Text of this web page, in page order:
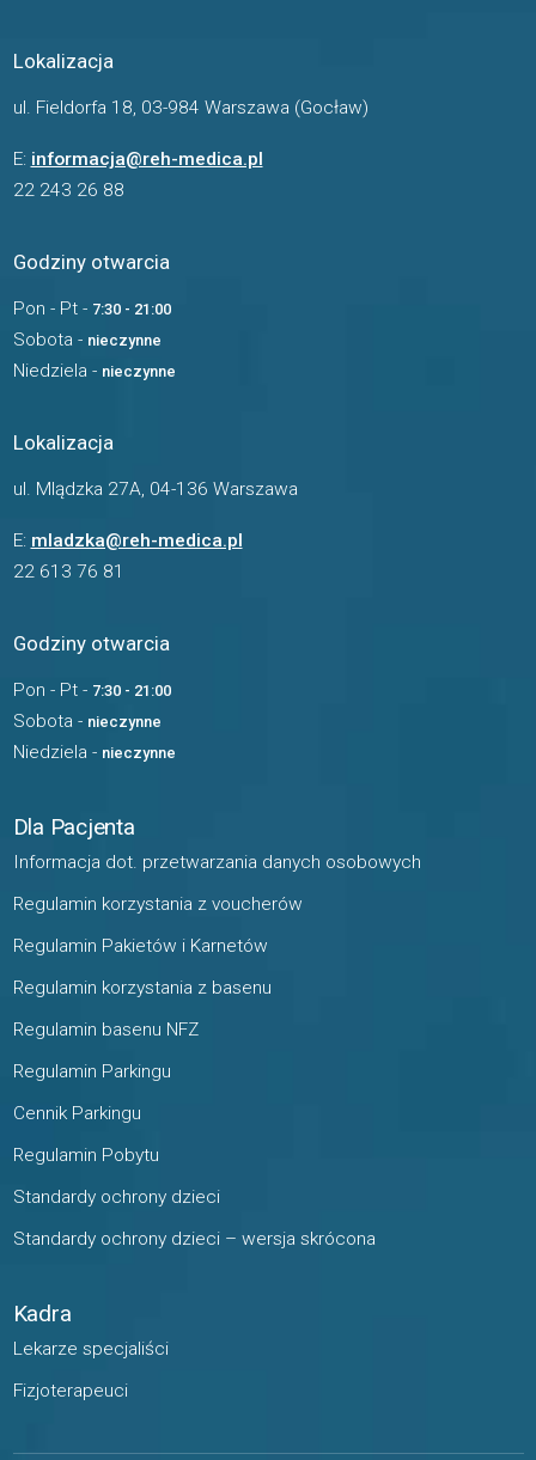
Lokalizacja
ul. Fieldorfa 18, 03-984 Warszawa (Gocław)
E: informacja@reh-medica.pl
22 243 26 88
Godziny otwarcia
Pon - Pt - 7:30 - 21:00
Sobota - nieczynne
Niedziela - nieczynne
Lokalizacja
ul. Mlądzka 27A, 04-136 Warszawa
E: mladzka@reh-medica.pl
22 613 76 81
Godziny otwarcia
Pon - Pt - 7:30 - 21:00
Sobota - nieczynne
Niedziela - nieczynne
Dla Pacjenta
Informacja dot. przetwarzania danych osobowych
Regulamin korzystania z voucherów
Regulamin Pakietów i Karnetów
Regulamin korzystania z basenu
Regulamin basenu NFZ
Regulamin Parkingu
Cennik Parkingu
Regulamin Pobytu
Standardy ochrony dzieci
Standardy ochrony dzieci – wersja skrócona
Kadra
Lekarze specjaliści
Fizjoterapeuci